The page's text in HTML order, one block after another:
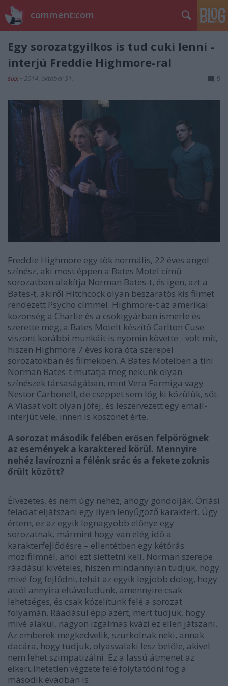
comment:com
Egy sorozatgyilkos is tud cuki lenni -
interjú Freddie Highmore-ral
sixx • 2014. október 31. 9
Freddie Highmore egy tök normális, 22 éves angol
színész, aki most éppen a Bates Motel című
sorozatban alakítja Norman Bates-t, és igen, azt a
Bates-t, akiről Hitchcock olyan beszaratós kis filmet
rendezett Psycho címmel. Highmore-t az amerikai
közönség a Charlie és a csokigyárban ismerte és
szerette meg, a Bates Motelt készítő Carlton Cuse
viszont korábbi munkáit is nyomin követte - volt mit,
hiszen Highmore 7 éves kora óta szerepel
sorozatokban és filmekben. A Bates Motelben a tini
Norman Bates-t mutatja meg nekünk olyan
színészek társaságában, mint Vera Farmiga vagy
Nestor Carbonell, de cseppet sem lóg ki közülük, sőt.
A Viasat volt olyan jófej, és leszervezett egy email-
interjút vele, innen is köszönet érte.
A sorozat második felében erősen felpörögnek
az események a karaktered körül. Mennyire
nehéz lavírozni a félénk srác és a fekete zoknis
őrült között?
Élvezetes, és nem úgy nehéz, ahogy gondolják. Óriási
feladat eljátszani egy ilyen lenyűgöző karaktert. Úgy
értem, ez az egyik legnagyobb előnye egy
sorozatnak, mármint hogy van elég idő a
karakterfejlődésre – ellentétben egy kétórás
mozifilmnél, ahol ezt siettetni kell. Norman szerepe
ráadásul kivételes, hiszen mindannyian tudjuk, hogy
mivé fog fejlődni, tehát az egyik legjobb dolog, hogy
attól annyira eltávoludunk, amennyire csak
lehetséges, és csak közelítünk felé a sorozat
folyamán. Ráadásul épp azért, mert tudjuk, hogy
mivé alakul, nagyon izgalmas kvázi ez ellen játszani.
Az emberek megkedvelik, szurkolnak neki, annak
dacára, hogy tudjuk, olyasvalaki lesz belőle, akivel
nem lehet szimpatizálni. Ez a lassú átmenet az
elkerülhetetlen végzete felé folytatódni fog a
második évadban is.